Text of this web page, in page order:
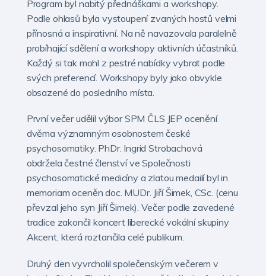
Program byl nabitý přednáškami a workshopy.
Podle ohlasů byla vystoupení zvaných hostů velmi
přínosná a inspirativní. Na ně navazovala paralelně
probíhající sdělení a workshopy aktivních účastníků.
Každý si tak mohl z pestré nabídky vybrat podle
svých preferencí. Workshopy byly jako obvykle
obsazené do posledního místa.
První večer udělil výbor SPM ČLS JEP ocenění
dvěma významným osobnostem české
psychosomatiky. PhDr. Ingrid Strobachová
obdržela čestné členství ve Společnosti
psychosomatické medicíny a zlatou medailí byl in
memoriam oceněn doc. MUDr. Jiří Šimek, CSc. (cenu
převzal jeho syn Jiří Šimek). Večer podle zavedené
tradice zakončil koncert liberecké vokální skupiny
Akcent, která roztančila celé publikum.
Druhý den vyvrcholil společenským večerem v